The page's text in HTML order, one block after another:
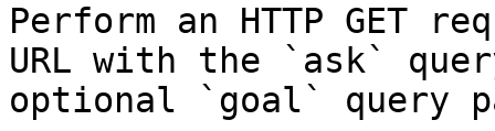
Perform an HTTP GET
URL with the `ask`
optional `goal` query